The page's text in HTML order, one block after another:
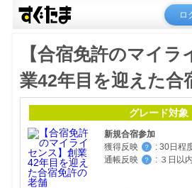
ロ
【合宿免許のマイラ
業42年目を迎えた合
グレード対象
新規合宿参加
獲得反映
？ : 30日程
通帳反映
？ : ３日以内